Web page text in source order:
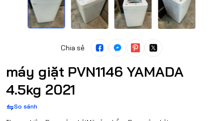
Chia sẻ
máy giặt PVN1146 YAMADA
4.5kg 2021
So sánh